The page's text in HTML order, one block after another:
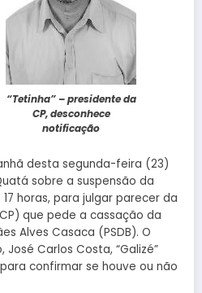
“Tetinha” – presidente da
CP, desconhece
notificação
desta segunda-feira (23)
sobre a suspensão da
horas, para julgar parecer da
que pede a cassação da
Alves Casaca (PSDB). O
Carlos Costa, “Galizé”
confirmar se houve ou não